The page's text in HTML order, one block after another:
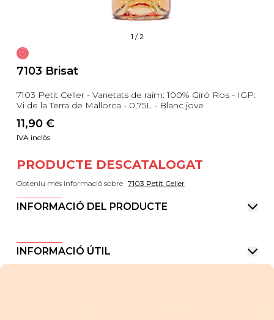
1 /2
7103 Brisat
7103 Petit Celler - Varietats de raïm: 100% Giró Ros - IGP:
Vi de la Terra de Mallorca - 0,75L - Blanc jove
11,90 €
IVA inclòs
PRODUCTE DESCATALOGAT
Obteniu més informació sobre 7103 Petit Celler
INFORMACIÓ DEL PRODUCTE
INFORMACIÓ ÚTIL